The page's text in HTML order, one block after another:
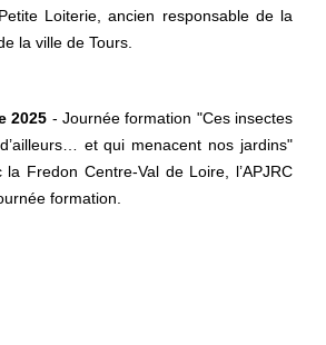
Loiterie, ancien responsable de la
la ville de Tours.
2025 - Journée formation "Ces insectes
et qui menacent nos jardins"
Fredon Centre-Val de Loire, l’APJRC
formation.